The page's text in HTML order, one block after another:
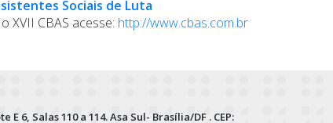
Sociais de Luta
XVII CBAS acesse: http://www.cbas.com.br
E 6, Salas 110 a 114. Asa Sul- Brasília/DF . CEP: